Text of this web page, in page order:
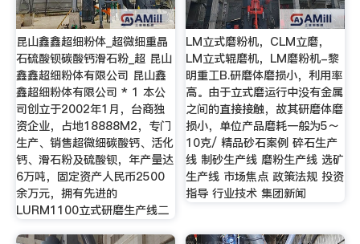
昆山鑫鑫超细粉体_超微细重晶
石硫酸钡碳酸钙滑石粉_超 昆山
鑫鑫超细粉体有限公司 昆山鑫
鑫超细粉体有限公司 * 1 本公
司创立于2002年1月，台商独
资企业，占地18888M2，专门
生产、销售超微细碳酸钙、活化
钙、滑石粉及硫酸钡，年产量达
6万吨，固定资产人民币2500
余万元，拥有先进的
LURM1100立式研磨生产线二
LM立式磨粉机，CLM立磨，
LM立式辊磨机，LM磨粉机-黎
明重工B.研磨体磨损小，利用率
高。由于立式磨运行中没有金属
之间的直接接触，故其研磨体磨
损小，单位产品磨耗一般为5～
10克/ 精品砂石案例 碎石生产
线 制砂生产线 磨粉生产线 选矿
生产线 市场焦点 政策法规 投资
指导 行业技术 集团新闻